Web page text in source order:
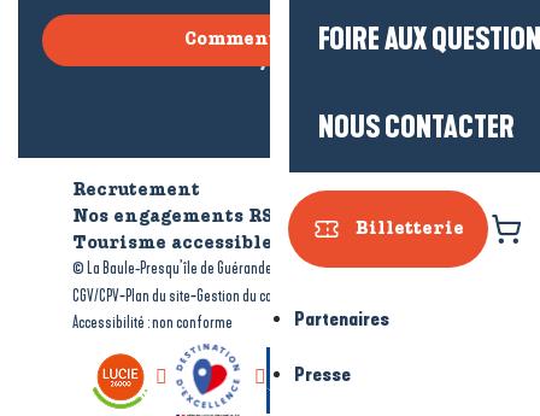
FOIRE AUX
NOUS CONTACTER
Billetterie
Partenaires
Presse
Comment venir ?
Recrutement
Qui sommes-nous ?
Nos engagements RSE
Tourisme accessible
© La Baule-Presqu’île de Guérande tourisme-Mentions légales-
CGV/CPV-Plan du site-Gestion du consentement
Accessibilité : non conforme